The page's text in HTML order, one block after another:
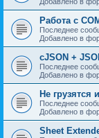
Работа с
Последнее
Добавлено в
cJSON +
Последнее
Добавлено в
Не грузятся
Последнее
Добавлено в
Sheet